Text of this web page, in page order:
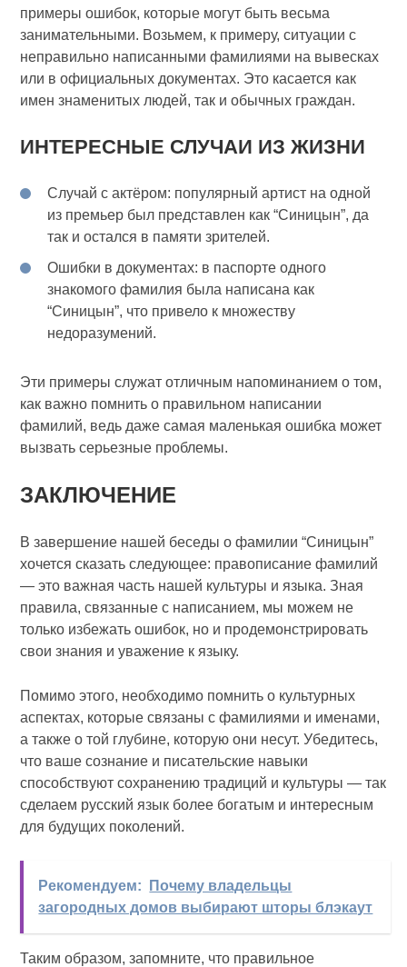
примеры ошибок, которые могут быть весьма
занимательными. Возьмем, к примеру, ситуации с
неправильно написанными фамилиями на вывесках
или в официальных документах. Это касается как
имен знаменитых людей, так и обычных граждан.
ИНТЕРЕСНЫЕ СЛУЧАИ ИЗ ЖИЗНИ
Случай с актёром: популярный артист на одной
из премьер был представлен как “Синицын”, да
так и остался в памяти зрителей.
Ошибки в документах: в паспорте одного
знакомого фамилия была написана как
“Синицын”, что привело к множеству
недоразумений.
Эти примеры служат отличным напоминанием о том,
как важно помнить о правильном написании
фамилий, ведь даже самая маленькая ошибка может
вызвать серьезные проблемы.
ЗАКЛЮЧЕНИЕ
В завершение нашей беседы о фамилии “Синицын”
хочется сказать следующее: правописание фамилий
— это важная часть нашей культуры и языка. Зная
правила, связанные с написанием, мы можем не
только избежать ошибок, но и продемонстрировать
свои знания и уважение к языку.
Помимо этого, необходимо помнить о культурных
аспектах, которые связаны с фамилиями и именами,
а также о той глубине, которую они несут. Убедитесь,
что ваше сознание и писательские навыки
способствуют сохранению традиций и культуры — так
сделаем русский язык более богатым и интересным
для будущих поколений.
Рекомендуем:
Почему владельцы
загородных домов выбирают шторы блэкаут
Таким образом, запомните, что правильное